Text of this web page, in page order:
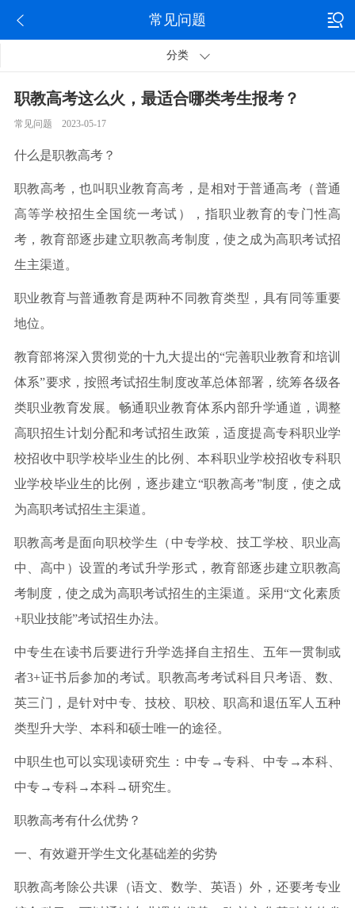
常见问题
分类
职教高考这么火，最适合哪类考生报考？
常见问题 2023-05-17
什么是职教高考？
职教高考，也叫职业教育高考，是相对于普通高考（普通
高等学校招生全国统一考试），指职业教育的专门性高
考，教育部逐步建立职教高考制度，使之成为高职考试招
生主渠道。
职业教育与普通教育是两种不同教育类型，具有同等重要
地位。
教育部将深入贯彻党的十九大提出的“完善职业教育和培训
体系”要求，按照考试招生制度改革总体部署，统筹各级各
类职业教育发展。畅通职业教育体系内部升学通道，调整
高职招生计划分配和考试招生政策，适度提高专科职业学
校招收中职学校毕业生的比例、本科职业学校招收专科职
业学校毕业生的比例，逐步建立“职教高考”制度，使之成
为高职考试招生主渠道。
职教高考是面向职校学生（中专学校、技工学校、职业高
中、高中）设置的考试升学形式，教育部逐步建立职教高
考制度，使之成为高职考试招生的主渠道。采用“文化素质
+职业技能”考试招生办法。
中专生在读书后要进行升学选择自主招生、五年一贯制或
者3+证书后参加的考试。职教高考考试科目只考语、数、
英三门，是针对中专、技校、职校、职高和退伍军人五种
类型升大学、本科和硕士唯一的途径。
中职生也可以实现读研究生：中专→专科、中专→本科、
中专→专科→本科→研究生。
职教高考有什么优势？
一、有效避开学生文化基础差的劣势
职教高考除公共课（语文、数学、英语）外，还要考专业